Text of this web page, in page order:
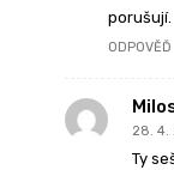
porušují.
ODPOVĚĎ
28. 4.
Ty